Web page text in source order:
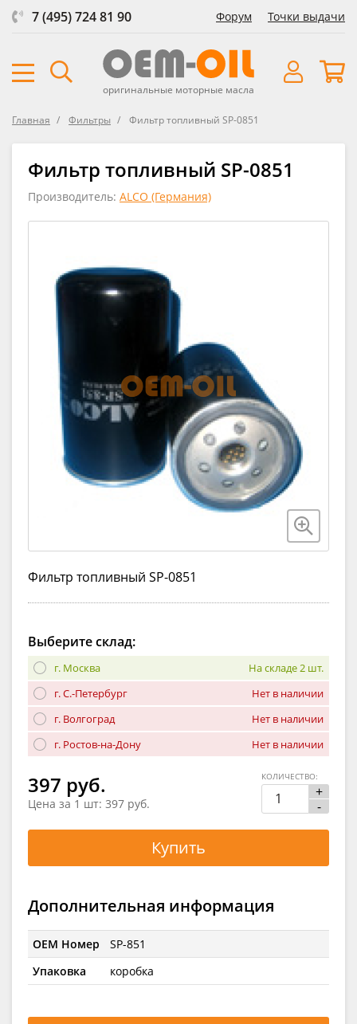
7 (495) 724 81 90 Форум Точки выдачи
оригинальные моторные масла
Главная Фильтры Фильтр топливный SP-0851
Фильтр топливный SP-0851
Производитель: ALCO (Германия)
Фильтр топливный SP-0851
Выберите склад:
г. Москва
На складе 2 шт.
г. С.-Петербург
Нет в наличии
г. Волгоград
Нет в наличии
г. Ростов-на-Дону
Нет в наличии
397 руб.
Цена за 1 шт: 397 руб.
+
-
КОЛИЧЕСТВО:
Купить
Дополнительная информация
OEM Номер
SP-851
Упаковка
коробка